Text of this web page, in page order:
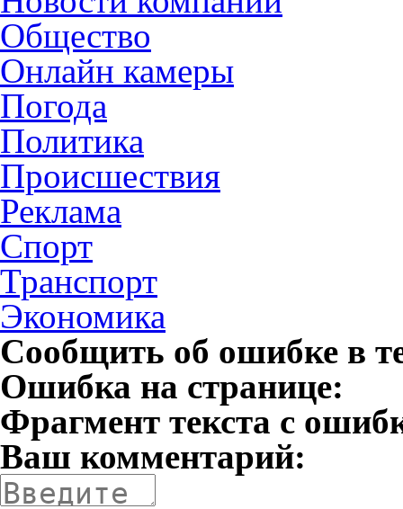
Общество
Онлайн камеры
Погода
Политика
Происшествия
Реклама
Спорт
Транспорт
Экономика
Сообщить об ошибке в
Ошибка на странице:
Фрагмент текста с
Ваш комментарий: